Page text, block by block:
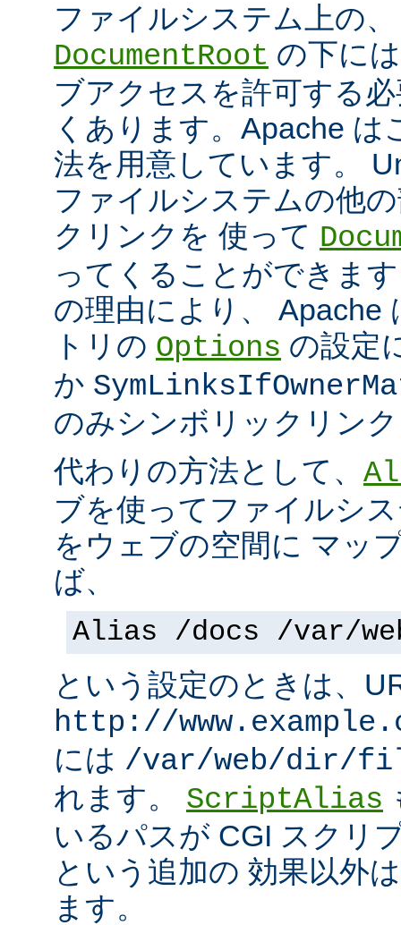
ファイルシステム上の
DocumentRoot の下に
ブアクセスを許可する
くあります。Apache は
法を用意しています。
ファイルシステムの他
クリンクを 使って
ってくることができま
の理由により、 Apache
トリの Options の設定
か
のみシンボリックリン
代わりの方法として、
ブを使ってファイルシ
をウェブの空間に マッ
ば、
Alias /docs /var/
という設定のときは、
http://
には /var/web/dir/
れます。 ScriptAlias
いるパスが CGI スクリ
という追加の 効果以外
ます。